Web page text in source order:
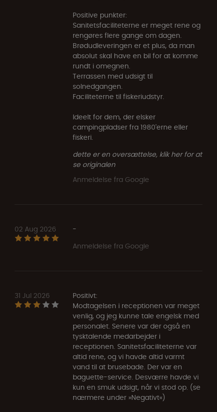
Positive punkter:
Sanitetsfaciliteterne er meget rene og
rengøres flere gange om dagen.
Brødudleveringen er et plus, da man
absolut skal have en bil for at komme
rundt i omegnen.
Terrassen med udsigt til
solnedgangen.
Faciliteterne til fiskeriudstyr.
Ideelt for dem, der elsker
campingpladser fra 1980'erne eller
fiskeri.
dette er en oversættelse, klik her for at
se originalen
Anmeldelse fra Google
02 Aug 2026
-
Anmeldelse fra Google
31 Jul 2026
Positivt:
Modtagelsen i receptionen var meget
venlig, og jeg kunne tale engelsk med
personalet. Senere var der også en
tysktalende medarbejder i
receptionen. Sanitetsfaciliteterne var
altid rene, og vi havde altid varmt
vand til at brusebade. Der var en
baguette-service. Desværre havde vi
kun en smuk udsigt, når vi stod op. (se
nærmere under »Negativt«)